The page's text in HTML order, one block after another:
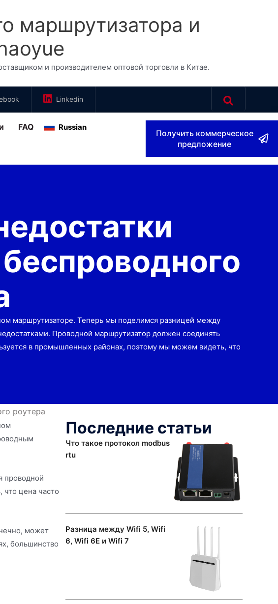
маршрутизатора и
и производителем оптовой торговли в Китае.
Linkedin
FAQ Russian
Получить коммерческое
предложение
маршрутизаторе. Теперь мы поделимся разницей между
Проводной маршрутизатор должен соединять
в промышленных районах, поэтому мы можем видеть, что
роутера
проводной
цена часто
может
большинство
Последние статьи
Что такое протокол modbus
rtu
Разница между Wifi 5, Wifi
6, Wifi 6E и Wifi 7